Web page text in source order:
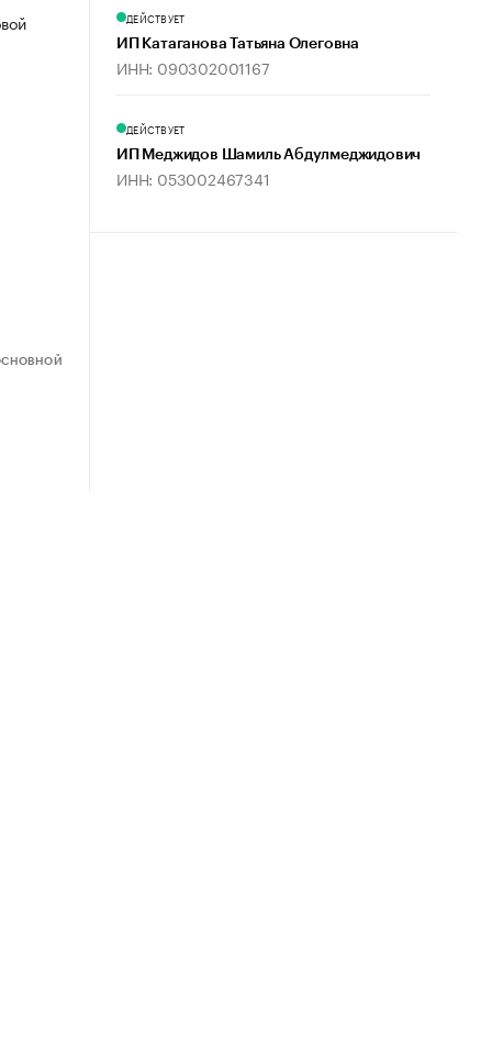
ДЕЙСТВУЕТ
ИП Катаганова Татьяна Олеговна
ИНН: 090302001167
ДЕЙСТВУЕТ
ИП Меджидов Шамиль Абдулмеджидович
ИНН: 053002467341